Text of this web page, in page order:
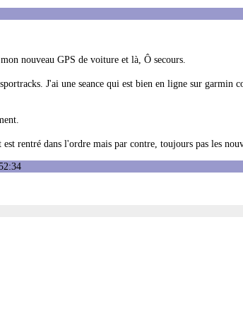
nouveau GPS de voiture et là, Ô secours.
J'ai une seance qui est bien en ligne sur garmin
rentré dans l'ordre mais par contre, toujours pas les